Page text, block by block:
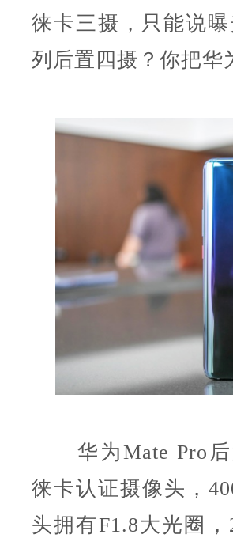
徕卡三摄，只能说
列后置四摄？你把华
华为Mate Pro后
徕卡认证摄像头，
头拥有F1.8大光圈